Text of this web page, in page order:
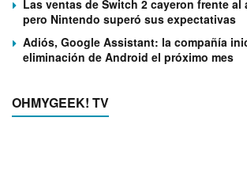
Las ventas de Switch 2 cayeron frente al
pero Nintendo superó sus expectativas
Adiós, Google Assistant: la compañía
eliminación de Android el próximo mes
OHMYGEEK! TV